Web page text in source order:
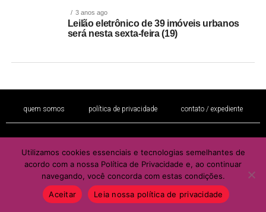
3 anos ago
Leilão eletrônico de 39 imóveis urbanos
será nesta sexta-feira (19)
quem somos política de privacidade contato / expediente
É proibida a reprodução total ou parcial de seu conteúdo sem a autorização
por escrito do autor e / ou editor
Copyright © 2022 - Todos os direitos reservados ao PORTAL BRAZIL
MULHER
Utilizamos cookies essenciais e tecnologias semelhantes de
acordo com a nossa Política de Privacidade e, ao continuar
navegando, você concorda com estas condições.
Aceitar
Leia nossa política de privacidade